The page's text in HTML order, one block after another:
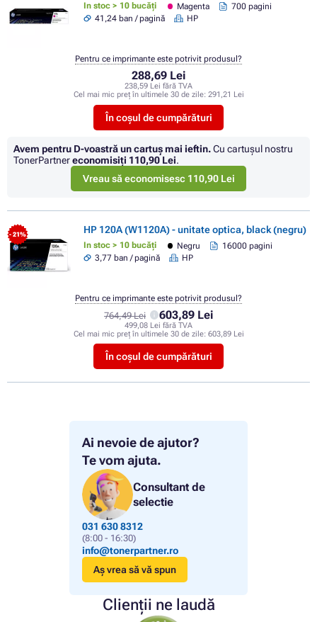
Ai nevoie de ajutor?
Te vom ajuta.
Consultant de
selectie
031 630 8312
(8:00 - 16:30)
info@tonerpartner.ro
Aș vrea să vă spun
Clienții ne laudă
In stoc > 10 bucăți Magenta
700 pagini
41,24 ban / pagină
HP
288,69 Lei
238,59 Lei fără TVA
Cel mai mic preț în ultimele 30 de zile: 291,21 Lei
În coșul de cumpărături
Pentru ce imprimante este potrivit produsul?
Avem pentru D-voastră un cartuș mai ieftin.Cu cartuşul nostru
TonerPartnereconomisiţi 110,90 Lei.
Vreau să economisesc 110,90 Lei
- 21% HP 120A (W1120A) - unitate optica, black (negru)
In stoc > 10 bucăți Negru
16000 pagini
3,77 ban / pagină
HP
764,49 Lei 603,89 Lei
499,08 Lei fără TVA
Cel mai mic preț în ultimele 30 de zile: 603,89 Lei
În coșul de cumpărături
Pentru ce imprimante este potrivit produsul?